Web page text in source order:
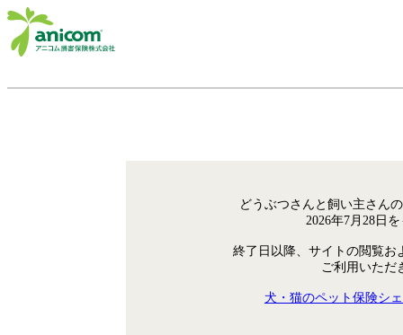
どうぶつさんと飼い主さん
2026年7月28日
終了日以降、サイトの閲覧お
ご利用いただ
犬・猫のペット保険シ